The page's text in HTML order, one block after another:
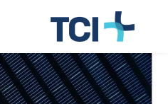
Tertiaire